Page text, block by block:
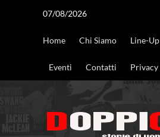
07/08/2026
Home Chi Siamo Line-Up
Eventi Contatti